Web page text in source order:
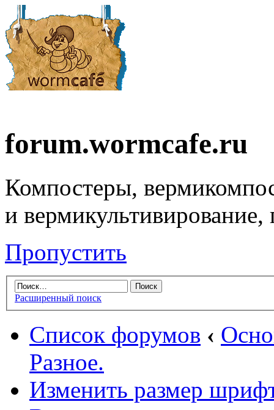
forum.wormcafe.ru
Компостеры,
и
Пропустить
Расширенный поиск
Список форумов ‹
Разное.
Изменить размер